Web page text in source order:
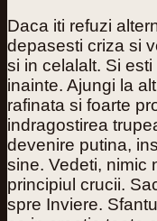
Daca iti refuzi
depasesti criza si
si in celalalt. Si
inainte. Ajungi la
rafinata si foarte
indragostirea
devenire putina,
sine. Vedeti, nimic
principiul crucii.
spre Inviere.